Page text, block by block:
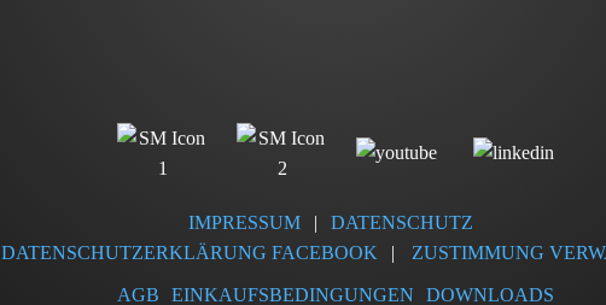
IMPRESSUM |
DATENSCHUTZ
DATENSCHUTZERKLÄRUNG FACEBOOK
| ZUSTIMMUNG
AGB EINKAUFSBEDINGUNGEN DOWNLOADS